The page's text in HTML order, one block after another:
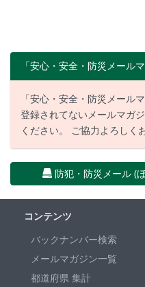
「安心・安全・防災メール
「安心・安全・防災メール
登録されてないメールマガジ
ください。 ご協力よろしく
防犯・防災メール (
コンテンツ
バックナンバー検索
メールマガジン一覧
都道府県 集計